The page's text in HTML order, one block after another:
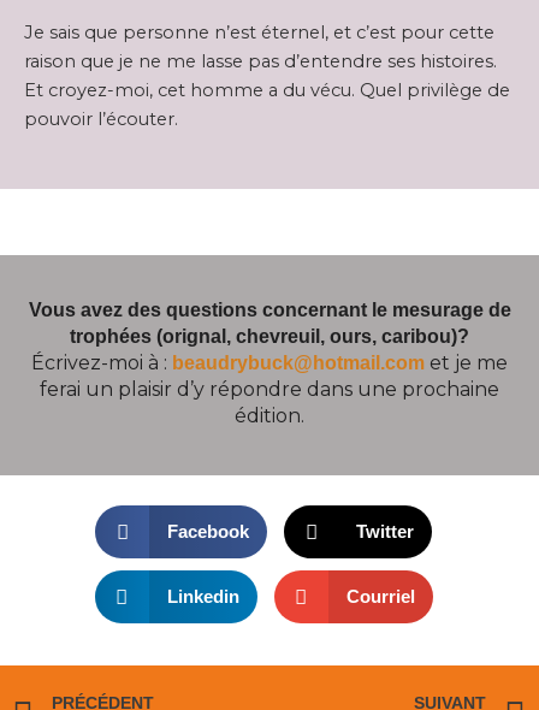
Je sais que personne n’est éternel, et c’est pour cette
raison que je ne me lasse pas d’entendre ses histoires.
Et croyez-moi, cet homme a du vécu. Quel privilège de
pouvoir l’écouter.
Vous avez des questions concernant le mesurage de
trophées (orignal, chevreuil, ours, caribou)?
Écrivez-moi à : beaudrybuck@hotmail.com et je me
ferai un plaisir d’y répondre dans une prochaine
édition.
Facebook Twitter
Linkedin Courriel
Précédent
PRÉCÉDENT SUIVANT